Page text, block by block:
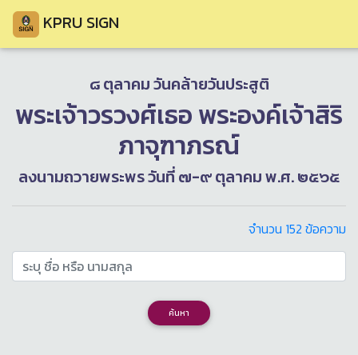
KPRU SIGN
๘ ตุลาคม วันคล้ายวันประสูติ
พระเจ้าวรวงศ์เธอ พระองค์เจ้าสิริ
ภาจุฑาภรณ์
ลงนามถวายพระพร วันที่ ๗-๙ ตุลาคม พ.ศ. ๒๕๖๕
จำนวน 152 ข้อความ
ค้นหา